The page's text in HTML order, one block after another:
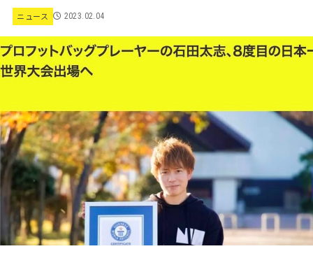
ニュース 2023.02.04